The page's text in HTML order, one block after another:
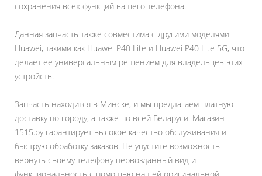
сохранения всех функций вашего телефона.
Данная запчасть также совместима с другими моделями
Huawei, такими как Huawei P40 Lite и Huawei P40 Lite 5G, что
делает ее универсальным решением для владельцев этих
устройств.
Запчасть находится в Минске, и мы предлагаем платную
доставку по городу, а также по всей Беларуси. Магазин
1515.by гарантирует высокое качество обслуживания и
быструю обработку заказов. Не упустите возможность
вернуть своему телефону первозданный вид и